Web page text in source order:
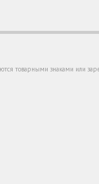
товарными знаками или